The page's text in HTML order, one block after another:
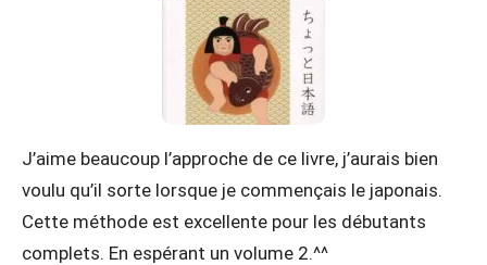
J’aime beaucoup l’approche de ce livre, j’aurais bien
voulu qu’il sorte lorsque je commençais le japonais.
Cette méthode est excellente pour les débutants
complets. En espérant un volume 2.^^